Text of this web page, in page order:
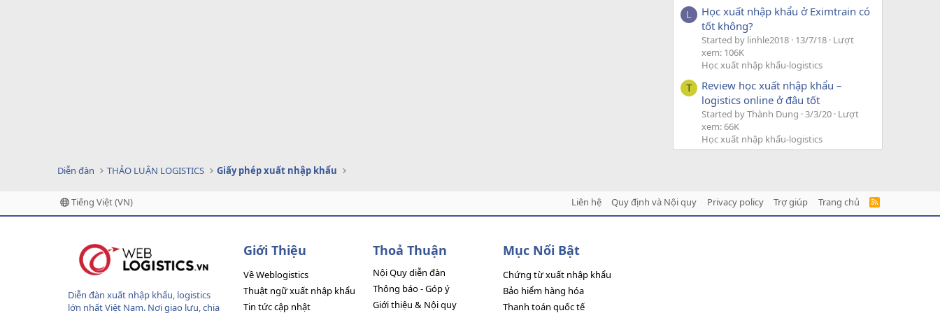
L
Học xuất nhập khẩu ở Eximtrain có
tốt không?
Started by linhle2018 13/7/18 Lượt
xem: 106K
Học xuất nhập khẩu-logistics
T
Review học xuất nhập khẩu –
logistics online ở đâu tốt
Started by Thành Dung 3/3/20 Lượt
xem: 66K
Học xuất nhập khẩu-logistics
Diễn đàn THẢO LUẬN LOGISTICS Giấy phép xuất nhập khẩu
Tiếng Việt (VN) Liên hệ Quy định và Nội quy Privacy policy Trợ giúp Trang chủ
R
Diễn đàn xuất nhập khẩu, logistics
lớn nhất Việt Nam. Nơi giao lưu, chia
Giới Thiệu
Về Weblogistics
Thuật ngữ xuất nhập khẩu
Tin tức cập nhật
Thoả Thuận
Nội Quy diễn đàn
Thông báo - Góp ý
Giới thiệu & Nội quy
Mục Nổi Bật
Chứng từ xuất nhập khẩu
Bảo hiểm hàng hóa
Thanh toán quốc tế